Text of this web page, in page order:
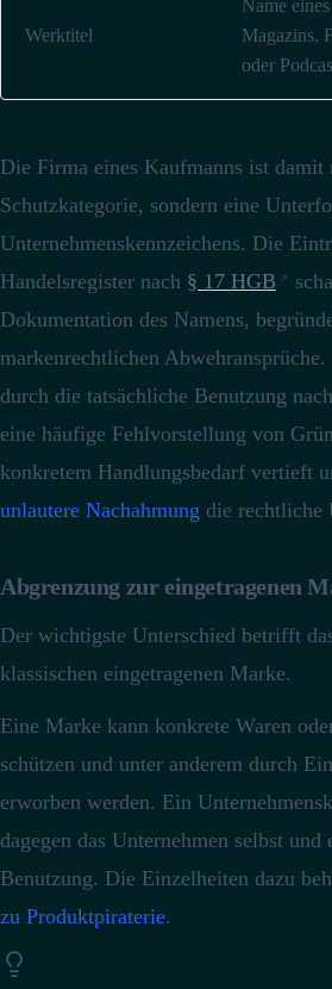
Werktitel
Name eines
Magazins,
oder
Die Firma eines Kaufmanns ist damit
Schutzkategorie, sondern eine
Unternehmenskennzeichens. Die
Handelsregister nach § 17 HGB
Dokumentation des Namens,
markenrechtlichen Abwehransprüche.
durch die tatsächliche Benutzung
eine häufige Fehlvorstellung von
konkretem Handlungsbedarf vertieft
unlautere Nachahmung die rechtliche
Abgrenzung zur eingetragenen
Der wichtigste Unterschied betrifft
klassischen eingetragenen Marke.
Eine Marke kann konkrete Waren
schützen und unter anderem durch
erworben werden. Ein
dagegen das Unternehmen selbst und
Benutzung. Die Einzelheiten dazu
zu Produktpiraterie.